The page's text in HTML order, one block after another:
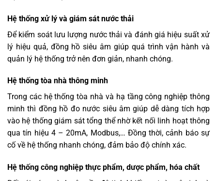
Hệ thống xử lý và giám sát nước thải
Để kiểm soát lưu lượng nước thải và đánh giá hiệu suất xử
lý hiệu quả, đồng hồ siêu âm giúp quá trình vận hành và
quản lý hệ thống trở nên đơn giản, nhanh chóng.
Hệ thống tòa nhà thông minh
Trong các hệ thống tòa nhà và hạ tầng công nghiệp thông
minh thì đồng hồ đo nước siêu âm giúp dễ dàng tích hợp
vào hệ thống giám sát tổng thể nhờ kết nối linh hoạt thông
qua tín hiệu 4 – 20mA, Modbus,… Đồng thời, cảnh báo sự
cố về hệ thống nhanh chóng, đảm bảo độ chính xác.
Hệ thống công nghiệp thực phẩm, dược phẩm, hóa chất